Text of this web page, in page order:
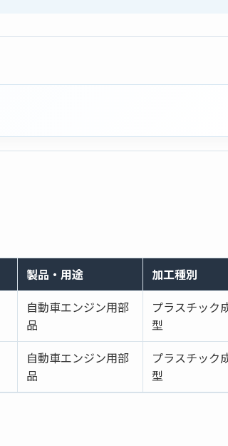
製品・用途
加工種別
自動車エンジン用部
品
プラスチック
型
自動車エンジン用部
品
プラスチック
型